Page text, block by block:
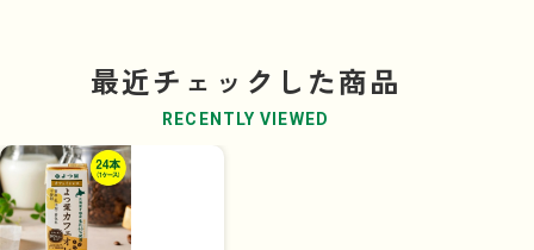
最近チェックした商品
RECENTLY VIEWED